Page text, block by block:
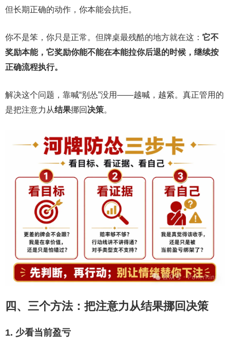
但长期正确的动作，你本能会抗拒。
你不是笨，你只是正常。但牌桌最残酷的地方就在这： 它不
奖励本能，它奖励你能不能在本能拉你后退的时候，继续按
正确流程执行。
解决这个问题，靠喊“别怂”没用——越喊，越紧。真正管用的
是把注意力从结果挪回 决策。
四、三个方法：把注意力从结果挪回决策
1. 少看当前盈亏